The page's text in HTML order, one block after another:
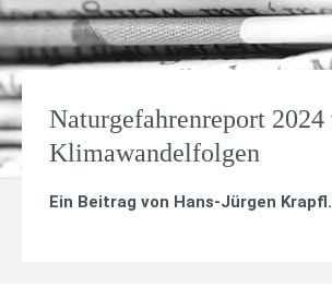
Naturgefahrenreport
Klimawandelfolgen
Ein Beitrag von Hans-Jürgen Krapfl.